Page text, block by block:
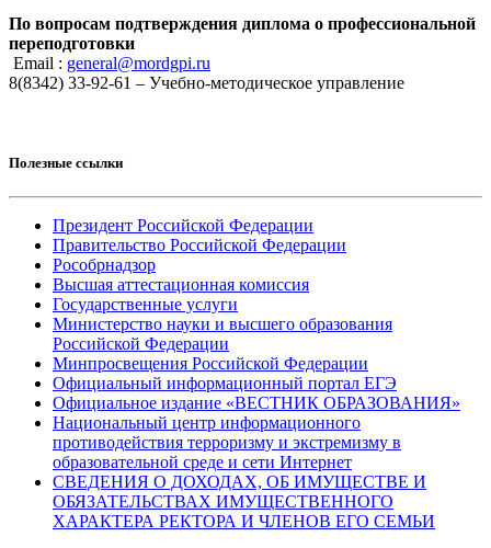
По вопросам подтверждения диплома о профессиональной
переподготовки
Email : general@mordgpi.ru
8(8342) 33-92-61 – Учебно-методическое управление
Полезные ссылки
Президент Российской Федерации
Правительство Российской Федерации
Рособрнадзор
Высшая аттестационная комиссия
Государственные услуги
Министерство науки и высшего образования
Российской Федерации
Минпросвещения Российской Федерации
Официальный информационный портал ЕГЭ
Официальное издание «ВЕСТНИК ОБРАЗОВАНИЯ»
Национальный центр информационного
противодействия терроризму и экстремизму в
образовательной среде и сети Интернет
СВЕДЕНИЯ О ДОХОДАХ, ОБ ИМУЩЕСТВЕ И
ОБЯЗАТЕЛЬСТВАХ ИМУЩЕСТВЕННОГО
ХАРАКТЕРА РЕКТОРА И ЧЛЕНОВ ЕГО СЕМЬИ